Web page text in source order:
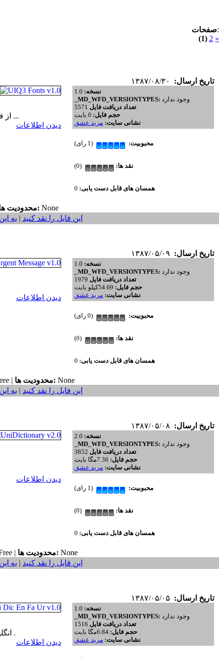
صفحات:
(1) 2 »
تاریخ ارسال:
اکثريت کاربران گوشي هاي UIQ3 از فونت تکراري و خسته کننده گوشي خسته شده اند. مجموعه فونت هاي بسيار زيبا به همراه ...
دیدن اطلاعات
نسخه:
_MD_WFD_VERSIONTYPES: وجود ندارد
تعداد دریافت فایل
حجم فایل:
نشانی سایت: مرید عشق
محبوبیت: (1 رای)
نقد ها: (0)
همسان های قابل دست یابی:
محدودیت ها: None
این فایل را نقد کنید | به
تاریخ ارسال:
دیدن اطلاعات
نسخه:
_MD_WFD_VERSIONTYPES: وجود ندارد
تعداد دریافت فایل
حجم فایل:
نشانی سایت: مريد عشق
محبوبیت: (0 رای)
نقد ها: (0)
همسان های قابل دست یابی:
| محدودیت ها: None
این فایل را نقد کنید | به
تاریخ ارسال:
دیدن اطلاعات
نسخه:
_MD_WFD_VERSIONTYPES: وجود ندارد
تعداد دریافت فایل
حجم فایل:
نشانی سایت: مريد عشق
محبوبیت: (1 رای)
نقد ها: (0)
همسان های قابل دست یابی:
| محدودیت ها: None
این فایل را نقد کنید | به
تاریخ ارسال:
ديکشنري چند زبانه براي گوشي هاي OS9 انگليسي به فارسي و برعکس انگليسي به اردو و برعکس انگليسي به عربي و برعکس .
دیدن اطلاعات
نسخه:
_MD_WFD_VERSIONTYPES: وجود ندارد
تعداد دریافت فایل
حجم فایل:
نشانی سایت: مريد عشق